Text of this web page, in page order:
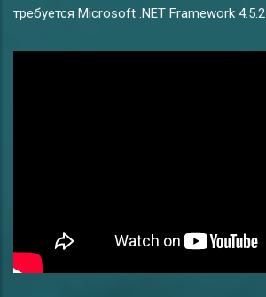
требуется Microsoft .NET Framework 4.5.2